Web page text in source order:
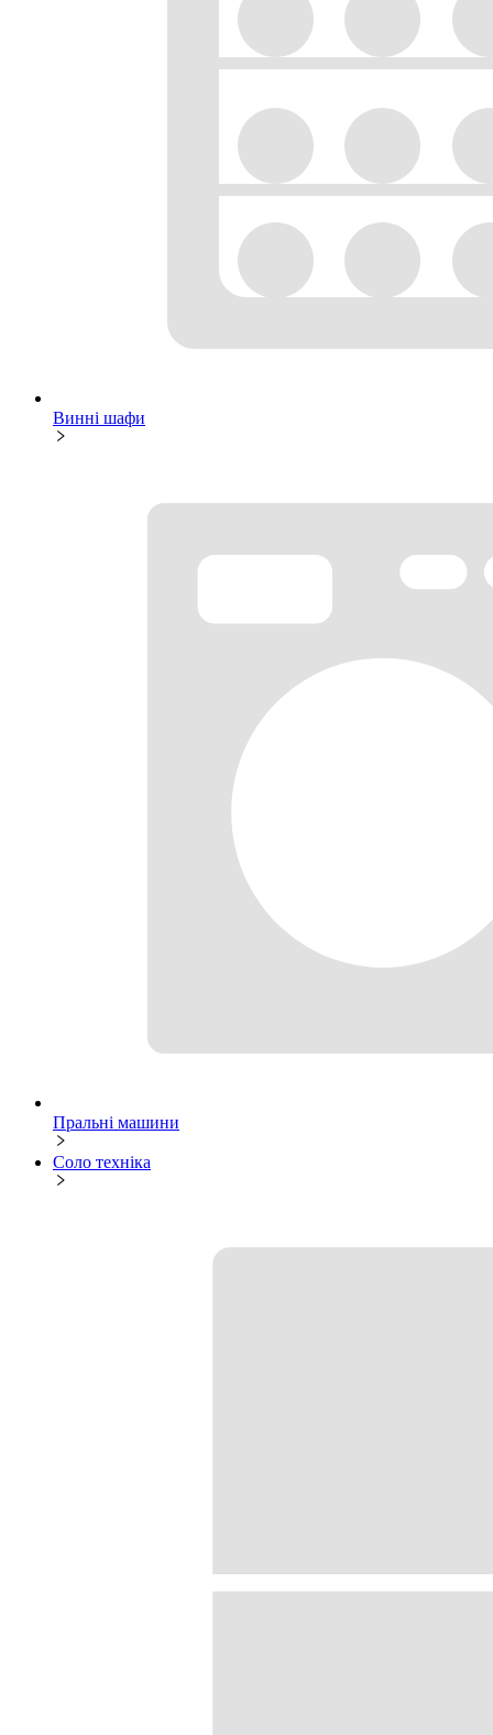
Винні шафи
Пральні машини
Соло техніка